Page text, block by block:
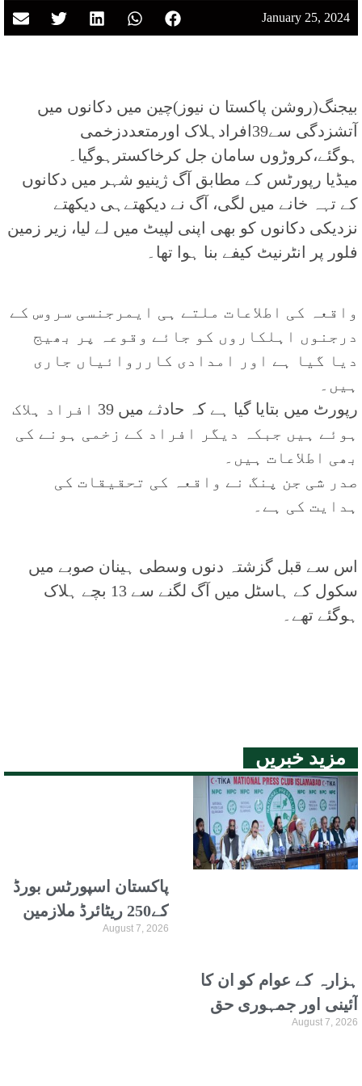
January 25, 2024
بیجنگ(روشن پاکستا ن نیوز)چین میں دکانوں میں
آتشزدگی سے39افرادہلاک اورمتعددزخمی
ہوگئے،کروڑوں سامان جل کرخاکسترہوگیا۔
میڈیا رپورٹس کے مطابق آگ ژینیو شہر میں دکانوں
کے تہہ خانے میں لگی، آگ نے دیکھتےہی دیکھتے
نزدیکی دکانوں کو بھی اپنی لپیٹ میں لے لیا، زیر زمین
فلور پر انٹرنیٹ کیفے بنا ہوا تھا۔
واقعہ کی اطلاعات ملتے ہی ایمرجنسی سروس کے
درجنوں اہلکاروں کو جائے وقوعہ پر بھیج
دیا گیا ہے اور امدادی کارروائیاں جاری
ہیں۔
رپورٹ میں بتایا گیا ہے کہ حادثے میں 39 افراد ہلاک
ہوئے ہیں جبکہ دیگر افراد کے زخمی ہونے کی
بھی اطلاعات ہیں۔
صدر شی جن پنگ نے واقعہ کی تحقیقات کی
ہدایت کی ہے۔
اس سے قبل گزشتہ دنوں وسطی ہینان صوبے میں
سکول کے ہاسٹل میں آگ لگنے سے 13 بچے ہلاک
ہوگئے تھے۔
مزید خبریں
پاکستان اسپورٹس بورڈ
کے250 ریٹائرڈ ملازمین
دو ماہ سے پنشن سے
August 7, 2026
ہزارہ کے عوام کو ان کا
آئینی اور جمہوری حق
دیا جائے، سردار گوہر
August 7, 2026